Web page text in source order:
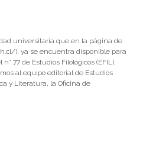
universitaria que en la página de
), ya se encuentra disponible para
77 de Estudios Filológicos (EFIL),
al equipo editorial de Estudios
y Literatura, la Oficina de